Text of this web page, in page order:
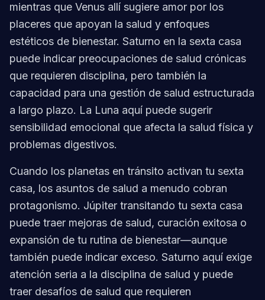
mientras que Venus allí sugiere amor por los
placeres que apoyan la salud y enfoques
estéticos de bienestar. Saturno en la sexta casa
puede indicar preocupaciones de salud crónicas
que requieren disciplina, pero también la
capacidad para una gestión de salud estructurada
a largo plazo. La Luna aquí puede sugerir
sensibilidad emocional que afecta la salud física y
problemas digestivos.
Cuando los planetas en tránsito activan tu sexta
casa, los asuntos de salud a menudo cobran
protagonismo. Júpiter transitando tu sexta casa
puede traer mejoras de salud, curación exitosa o
expansión de tu rutina de bienestar—aunque
también puede indicar exceso. Saturno aquí exige
atención seria a la disciplina de salud y puede
traer desafíos de salud que requieren